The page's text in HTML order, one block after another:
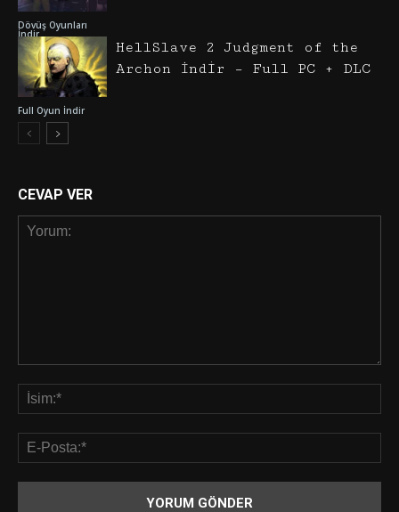
Dövüş Oyunları
İndir
Full Oyun İndir
HellSlave 2 Judgment of the
Archon İndir – Full PC + DLC
CEVAP VER